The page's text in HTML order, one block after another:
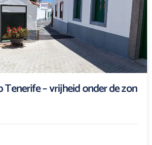
Tenerife – vrijheid onder de zon